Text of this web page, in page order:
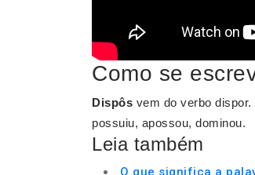
Como se
Dispôs vem do verbo
possuiu, apossou, dominou.
Leia também
O que significa a